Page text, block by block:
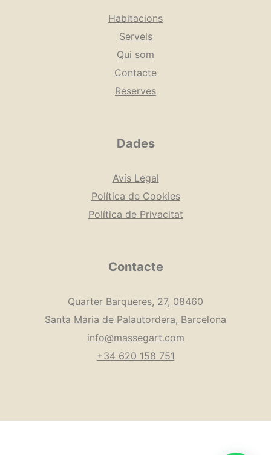
Habitacions
Serveis
Qui som
Contacte
Reserves
Dades
Avís Legal
Política de Cookies
Política de Privacitat
Contacte
Quarter Barqueres, 27, 08460
Santa Maria de Palautordera, Barcelona
info@massegart.com
+34 620 158 751